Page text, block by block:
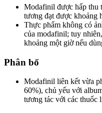
Modafinil được hấp thu
tương đạt được khoảng
Thực phẩm không có
của modafinil; tuy
khoảng một giờ nếu
Phân bổ
Modafinil liên kết vừa
60%), chủ yếu với
tương tác với các thuốc